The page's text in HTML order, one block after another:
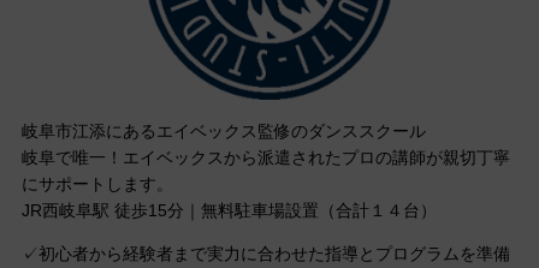
岐阜市江添にあるエイベックス監修のダンススクール
岐阜で唯一！エイベックスから派遣されたプロの講師が親切丁寧
にサポートします。
JR西岐阜駅 徒歩15分｜無料駐車場設置（合計１４台）
✓初心者から経験者まで実力に合わせた指導とプログラムを準備